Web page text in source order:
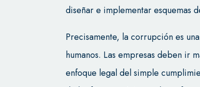
diseñar e implementar esquemas
Precisamente, la corrupción es
humanos. Las empresas deben ir
enfoque legal del simple